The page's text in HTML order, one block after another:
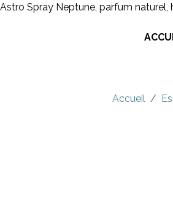
Astro Spray Neptune, parfum naturel,
Accueil